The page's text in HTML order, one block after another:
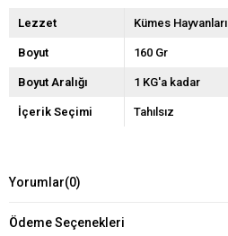
Lezzet Kümes Hayvanları
Boyut 160 Gr
Boyut Aralığı 1 KG'a kadar
İçerik Seçimi Tahılsız
Yorumlar(0)
Ödeme Seçenekleri